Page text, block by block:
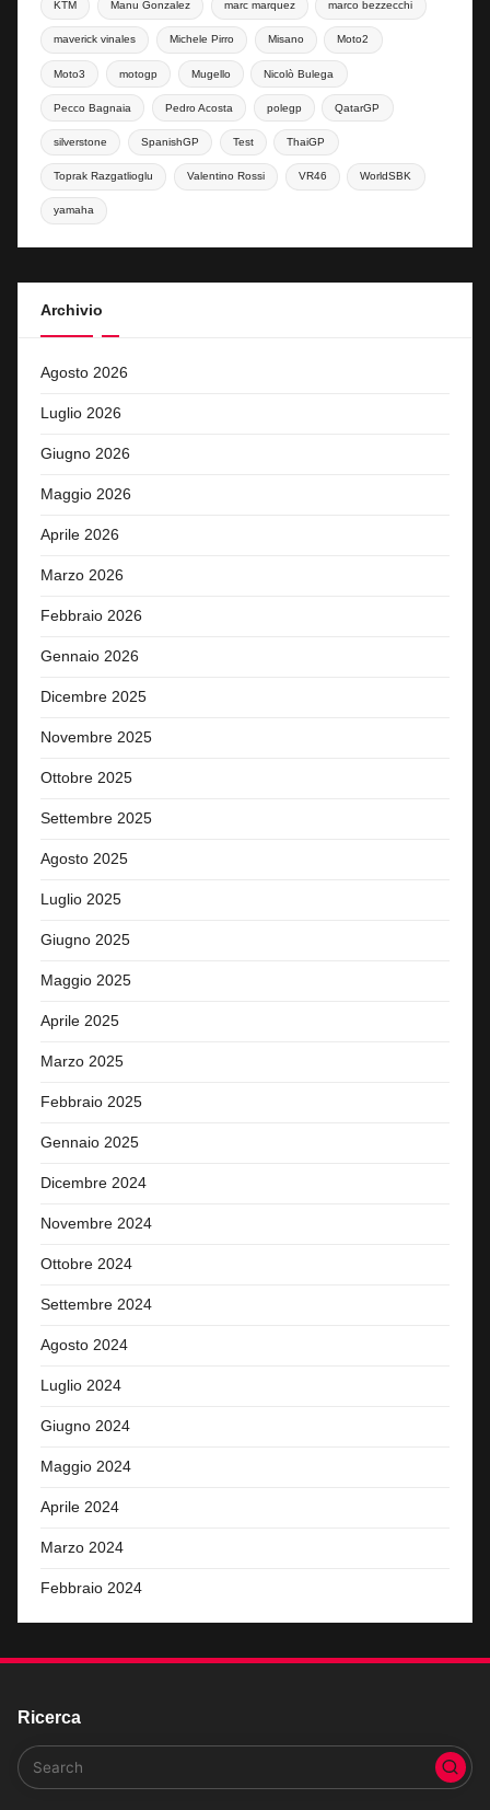
KTM Manu Gonzalez marc marquez marco bezzecchi
maverick vinales Michele Pirro Misano Moto2
Moto3 motogp Mugello Nicolò Bulega
Pecco Bagnaia Pedro Acosta polegp QatarGP
silverstone SpanishGP Test ThaiGP
Toprak Razgatlioglu Valentino Rossi VR46 WorldSBK
yamaha
Archivio
Agosto 2026
Luglio 2026
Giugno 2026
Maggio 2026
Aprile 2026
Marzo 2026
Febbraio 2026
Gennaio 2026
Dicembre 2025
Novembre 2025
Ottobre 2025
Settembre 2025
Agosto 2025
Luglio 2025
Giugno 2025
Maggio 2025
Aprile 2025
Marzo 2025
Febbraio 2025
Gennaio 2025
Dicembre 2024
Novembre 2024
Ottobre 2024
Settembre 2024
Agosto 2024
Luglio 2024
Giugno 2024
Maggio 2024
Aprile 2024
Marzo 2024
Febbraio 2024
Ricerca